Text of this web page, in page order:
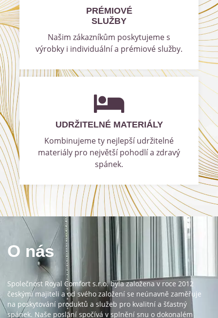
PRÉMIOVÉ
SLUŽBY
Našim zákazníkům poskytujeme s
výrobky i individuální a prémiové služby.
UDRŽITELNÉ MATERIÁLY
Kombinujeme ty nejlepší udržitelné
materiály pro největší pohodlí a zdravý
spánek.
O nás
Společnost Royal Comfort s.r.o. byla založena v roce 2012
českými majiteli a od svého založení se neúnavně zaměřuje
na poskytování produktů a služeb pro kvalitní a šťastný
spánek. Naše poslání spočívá v splnění snu o dokonalém